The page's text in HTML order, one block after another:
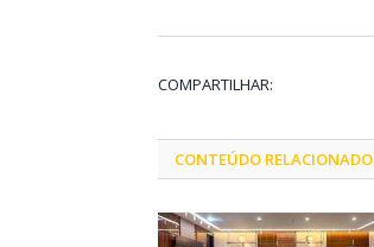
COMPARTILHAR:
CONTEÚDO RELACIONADO